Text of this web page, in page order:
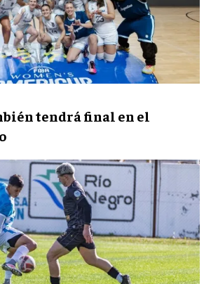
tendrá final en el